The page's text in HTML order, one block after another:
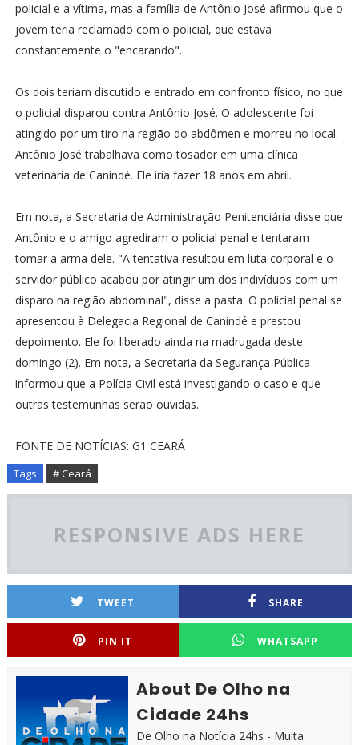
policial e a vítima, mas a família de Antônio José afirmou que o
jovem teria reclamado com o policial, que estava
constantemente o "encarando".
Os dois teriam discutido e entrado em confronto físico, no que
o policial disparou contra Antônio José. O adolescente foi
atingido por um tiro na região do abdômen e morreu no local.
Antônio José trabalhava como tosador em uma clínica
veterinária de Canindé. Ele iria fazer 18 anos em abril.
Em nota, a Secretaria de Administração Penitenciária disse que
Antônio e o amigo agrediram o policial penal e tentaram
tomar a arma dele. "A tentativa resultou em luta corporal e o
servidor público acabou por atingir um dos indivíduos com um
disparo na região abdominal", disse a pasta. O policial penal se
apresentou à Delegacia Regional de Canindé e prestou
depoimento. Ele foi liberado ainda na madrugada deste
domingo (2). Em nota, a Secretaria da Segurança Pública
informou que a Polícia Civil está investigando o caso e que
outras testemunhas serão ouvidas.
FONTE DE NOTÍCIAS: G1 CEARÁ
Tags # Ceará
RESPONSIVE ADS HERE
TWEET SHARE
PIN IT WHATSAPP
About De Olho na
Cidade 24hs
De Olho na Notícia 24hs - Muita